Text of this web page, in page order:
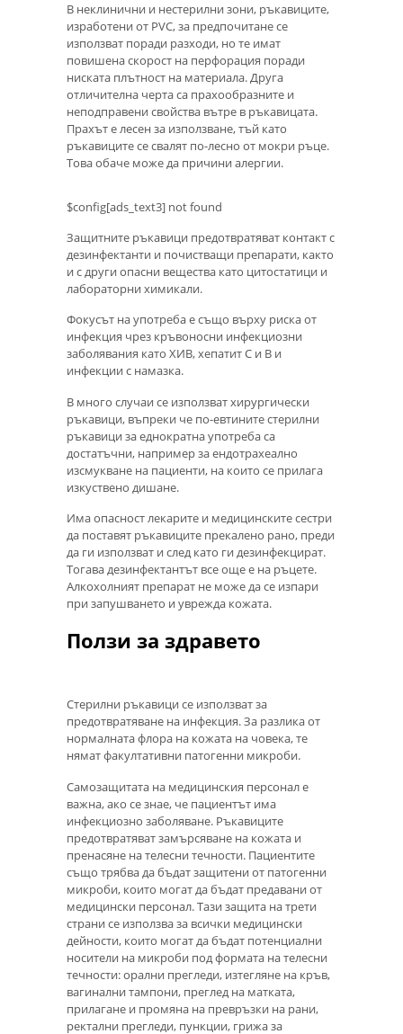
В неклинични и нестерилни зони, ръкавиците,
изработени от PVC, за предпочитане се
използват поради разходи, но те имат
повишена скорост на перфорация поради
ниската плътност на материала. Друга
отличителна черта са прахообразните и
неподправени свойства вътре в ръкавицата.
Прахът е лесен за използване, тъй като
ръкавиците се свалят по-лесно от мокри ръце.
Това обаче може да причини алергии.
$config[ads_text3] not found
Защитните ръкавици предотвратяват контакт с
дезинфектанти и почистващи препарати, както
и с други опасни вещества като цитостатици и
лабораторни химикали.
Фокусът на употреба е също върху риска от
инфекция чрез кръвоносни инфекциозни
заболявания като ХИВ, хепатит С и В и
инфекции с намазка.
В много случаи се използват хирургически
ръкавици, въпреки че по-евтините стерилни
ръкавици за еднократна употреба са
достатъчни, например за ендотрахеално
изсмукване на пациенти, на които се прилага
изкуствено дишане.
Има опасност лекарите и медицинските сестри
да поставят ръкавиците прекалено рано, преди
да ги използват и след като ги дезинфекцират.
Тогава дезинфектантът все още е на ръцете.
Алкохолният препарат не може да се изпари
при запушването и уврежда кожата.
Ползи за здравето
Стерилни ръкавици се използват за
предотвратяване на инфекция. За разлика от
нормалната флора на кожата на човека, те
нямат факултативни патогенни микроби.
Самозащитата на медицинския персонал е
важна, ако се знае, че пациентът има
инфекциозно заболяване. Ръкавиците
предотвратяват замърсяване на кожата и
пренасяне на телесни течности. Пациентите
също трябва да бъдат защитени от патогенни
микроби, които могат да бъдат предавани от
медицински персонал. Тази защита на трети
страни се използва за всички медицински
дейности, които могат да бъдат потенциални
носители на микроби под формата на телесни
течности: орални прегледи, изтегляне на кръв,
вагинални тампони, преглед на матката,
прилагане и промяна на превръзки на рани,
ректални прегледи, пункции, грижа за